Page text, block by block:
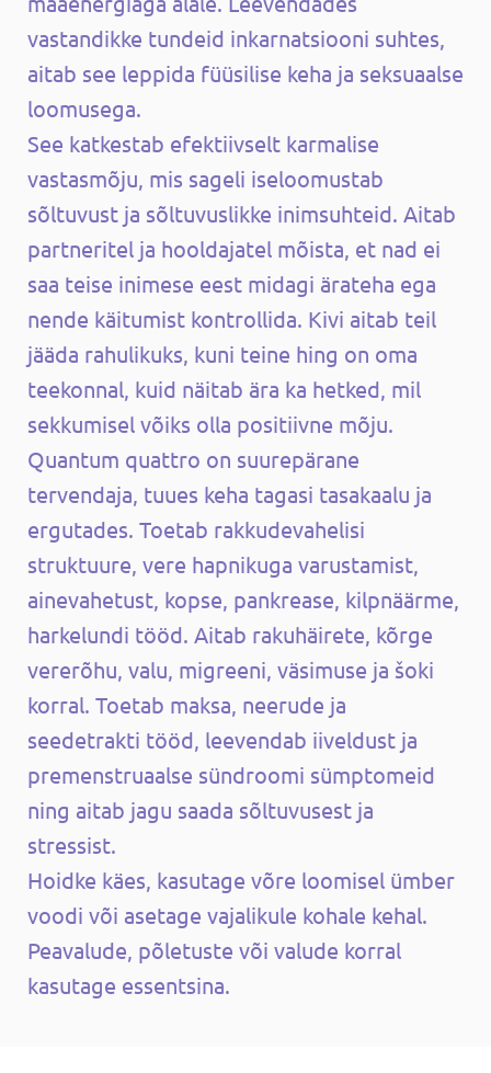
vastandikke tundeid inkarnatsiooni suhtes,
aitab see leppida füüsilise keha ja seksuaalse
loomusega.
See katkestab efektiivselt karmalise
vastasmõju, mis sageli iseloomustab
sõltuvust ja sõltuvuslikke inimsuhteid. Aitab
partneritel ja hooldajatel mõista, et nad ei
saa teise inimese eest midagi ärateha ega
nende käitumist kontrollida. Kivi aitab teil
jääda rahulikuks, kuni teine hing on oma
teekonnal, kuid näitab ära ka hetked, mil
sekkumisel võiks olla positiivne mõju.
Quantum quattro on suurepärane
tervendaja, tuues keha tagasi tasakaalu ja
ergutades. Toetab rakkudevahelisi
struktuure, vere hapnikuga varustamist,
ainevahetust, kopse, pankrease, kilpnäärme,
harkelundi tööd. Aitab rakuhäirete, kõrge
vererõhu, valu, migreeni, väsimuse ja šoki
korral. Toetab maksa, neerude ja
seedetrakti tööd, leevendab iiveldust ja
premenstruaalse sündroomi sümptomeid
ning aitab jagu saada sõltuvusest ja
stressist.
Hoidke käes, kasutage võre loomisel ümber
voodi või asetage vajalikule kohale kehal.
Peavalude, põletuste või valude korral
kasutage essentsina.